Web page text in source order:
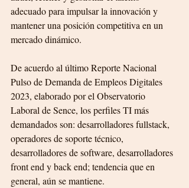
adecuado para impulsar la innovación y
mantener una posición competitiva en un
mercado dinámico.
De acuerdo al último Reporte Nacional
Pulso de Demanda de Empleos Digitales
2023, elaborado por el Observatorio
Laboral de Sence, los perfiles TI más
demandados son: desarrolladores fullstack,
operadores de soporte técnico,
desarrolladores de software, desarrolladores
front end y back end; tendencia que en
general, aún se mantiene.